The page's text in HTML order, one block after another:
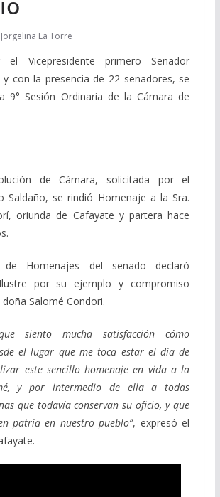
Jorgelina La Torre
el Vicepresidente primero Senador
y con la presencia de 22 senadores, se
9° Sesión Ordinaria de la Cámara de
de Cámara, solicitada por el
Saldaño, se rindió Homenaje a la Sra.
oriunda de Cafayate y partera hace
de Homenajes del senado declaró
Ilustre por su ejemplo y compromiso
Salomé Condori.
siento mucha satisfacción cómo
el lugar que me toca estar el día de
izar este sencillo homenaje en vida a la
y por intermedio de ella a todas
que todavía conservan su oficio, y que
patria en nuestro pueblo”, expresó el